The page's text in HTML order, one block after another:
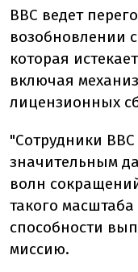
BBC ведет
возобновлении
которая
включая
лицензионных
"Сотрудники
значительным
волн
такого
способности
миссию.